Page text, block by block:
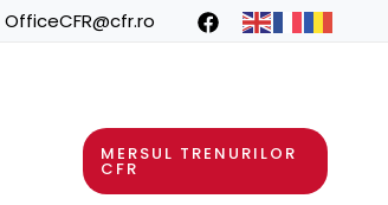
OfficeCFR@cfr.ro
MERSUL TRENURILOR
CFR